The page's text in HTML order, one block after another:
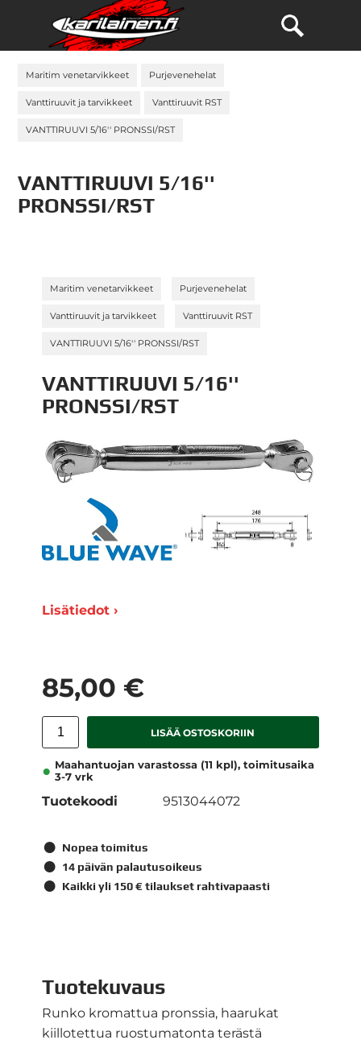
Maritim venetarvikkeet Purjevenehelat
Vanttiruuvit ja tarvikkeet Vanttiruuvit RST
VANTTIRUUVI 5/16'' PRONSSI/RST
VANTTIRUUVI 5/16''
PRONSSI/RST
Maritim venetarvikkeet Purjevenehelat
Vanttiruuvit ja tarvikkeet Vanttiruuvit RST
VANTTIRUUVI 5/16'' PRONSSI/RST
VANTTIRUUVI 5/16''
PRONSSI/RST
Lisätiedot ›
85,00 €
LISÄÄ OSTOSKORIIN
Maahantuojan varastossa (11 kpl), toimitusaika
3-7 vrk
Tuotekoodi 9513044072
Nopea toimitus
14 päivän palautusoikeus
Kaikki yli 150 € tilaukset rahtivapaasti
Tuotekuvaus
Runko kromattua pronssia, haarukat
kiillotettua ruostumatonta terästä